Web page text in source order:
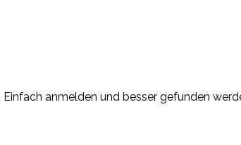
anmelden und besser gefunden